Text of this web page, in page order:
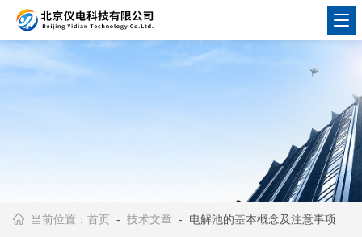
当前位置：首页 -技术文章 - 电解池的基本概念及注意事项